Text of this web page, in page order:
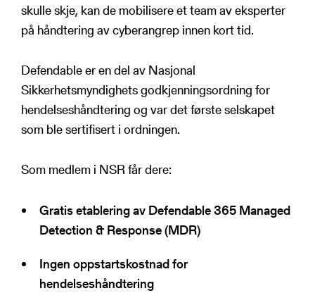
skulle skje, kan de mobilisere et team av eksperter
på håndtering av cyberangrep innen kort tid.
Defendable er en del av Nasjonal
Sikkerhetsmyndighets godkjenningsordning for
hendelseshåndtering og var det første selskapet
som ble sertifisert i ordningen.
Som medlem i NSR får dere:
Gratis etablering av Defendable 365 Managed
Detection & Response (MDR)
Ingen oppstartskostnad for
hendelseshåndtering